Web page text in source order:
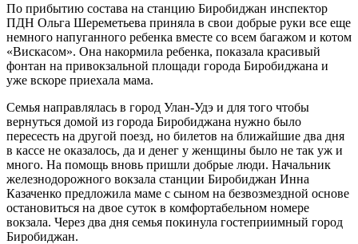
По прибытию состава на станцию Биробиджан инспектор
ПДН Ольга Шереметьева приняла в свои добрые руки все еще
немного напуганного ребенка вместе со всем багажом и котом
«Вискасом». Она накормила ребенка, показала красивый
фонтан на привокзальной площади города Биробиджана и
уже вскоре приехала мама.
Семья направлялась в город Улан-Удэ и для того чтобы
вернуться домой из города Биробиджана нужно было
пересесть на другой поезд, но билетов на ближайшие два дня
в кассе не оказалось, да и денег у женщины было не так уж и
много. На помощь вновь пришли добрые люди. Начальник
железнодорожного вокзала станции Биробиджан Инна
Казаченко предложила маме с сыном на безвозмездной основе
остановиться на двое суток в комфортабельном номере
вокзала. Через два дня семья покинула гостеприимный город
Биробиджан.